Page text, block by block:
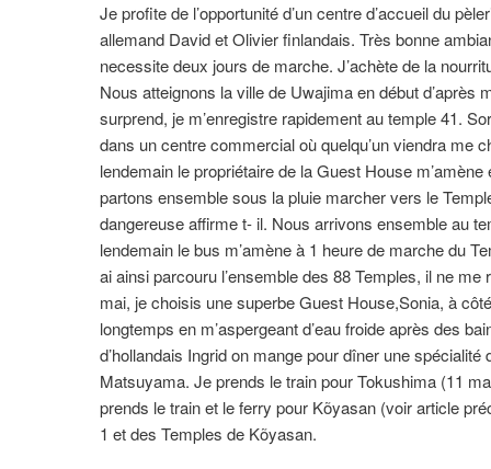
Je profite de l’opportunité d’un centre d’accueil du
allemand David et Olivier finlandais. Très bonne
necessite deux jours de marche. J’achète de la
Nous atteignons la ville de Uwajima en début
surprend, je m’enregistre rapidement au temple 41.
dans un centre commercial où quelqu’un viendra
lendemain le propriétaire de la Guest House
partons ensemble sous la pluie marcher vers le
dangereuse affirme t- il. Nous arrivons ensemble au
lendemain le bus m’amène à 1 heure de marche du
ai ainsi parcouru l’ensemble des 88 Temples, il ne
mai, je choisis une superbe Guest House,Sonia, à
longtemps en m’aspergeant d’eau froide après des
d’hollandais Ingrid on mange pour dîner une
Matsuyama. Je prends le train pour Tokushima (11
prends le train et le ferry pour Kõyasan (voir article
1 et des Temples de Kõyasan.